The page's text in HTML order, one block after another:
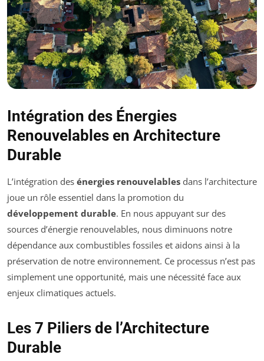
Intégration des Énergies
Renouvelables en Architecture
Durable
L’intégration des énergies renouvelables dans l’architecture
joue un rôle essentiel dans la promotion du
développement durable. En nous appuyant sur des
sources d’énergie renouvelables, nous diminuons notre
dépendance aux combustibles fossiles et aidons ainsi à la
préservation de notre environnement. Ce processus n’est pas
simplement une opportunité, mais une nécessité face aux
enjeux climatiques actuels.
Les 7 Piliers de l’Architecture
Durable